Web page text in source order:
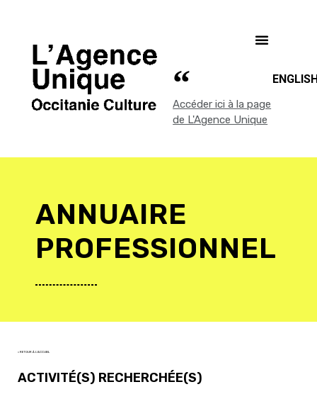
Accéder ici à la page
de L'Agence Unique
ANNUAIRE
PROFESSIONNEL
< RETOUR À L'ACCUEIL
ACTIVITÉ(S) RECHERCHÉE(S)